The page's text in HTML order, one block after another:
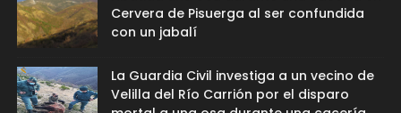
Cervera de Pisuerga al ser confundida
con un jabalí
La Guardia Civil investiga a un vecino de
Velilla del Río Carrión por el disparo